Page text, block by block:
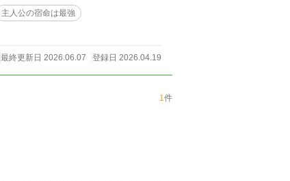
主人公の宿命は最強
最終更新日 2026.06.07 登録日 2026.04.19
1件